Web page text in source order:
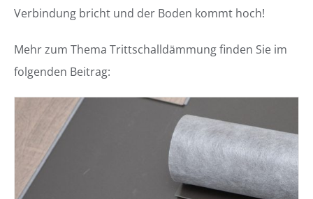
Verbindung bricht und der Boden kommt hoch!
Mehr zum Thema Trittschalldämmung finden Sie im
folgenden Beitrag: